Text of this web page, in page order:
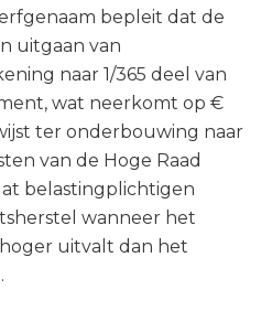
bepleit dat de
uitgaan van
naar 1/365 deel van
wat neerkomt op €
ter onderbouwing naar
van de Hoge Raad
belastingplichtigen
wanneer het
uitvalt dan het